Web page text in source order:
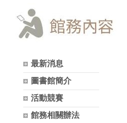
最新消息
圖書館簡介
活動競賽
館務相關辦法